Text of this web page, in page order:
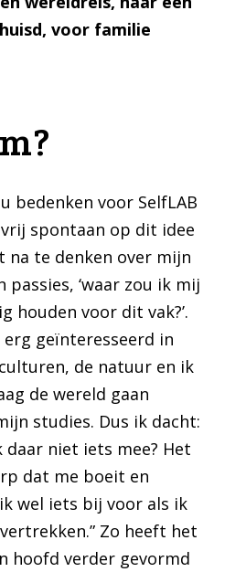
voor familie
bedenken voor SelfLAB
spontaan op dit idee
na te denken over mijn
passies, ‘waar zou ik mij
houden voor dit vak?’.
erg geïnteresseerd in
de natuur en ik
de wereld gaan
studies. Dus ik dacht:
daar niet iets mee? Het
dat me boeit en
wel iets bij voor als ik
Zo heeft het
hoofd verder gevormd